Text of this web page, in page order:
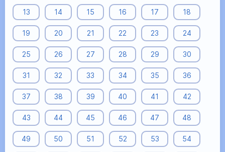
13 14 15 16 17 18
19 20 21 22 23 24
25 26 27 28 29 30
31 32 33 34 35 36
37 38 39 40 41 42
43 44 45 46 47 48
49 50 51 52 53 54